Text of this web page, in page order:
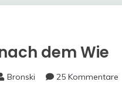
dem Wie
Bronski 25 Kommentare